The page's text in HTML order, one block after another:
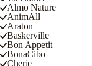
Almo Nature
AnimAll
Araton
Baskerville
Bon Appetit
BonaCibo
Cherie